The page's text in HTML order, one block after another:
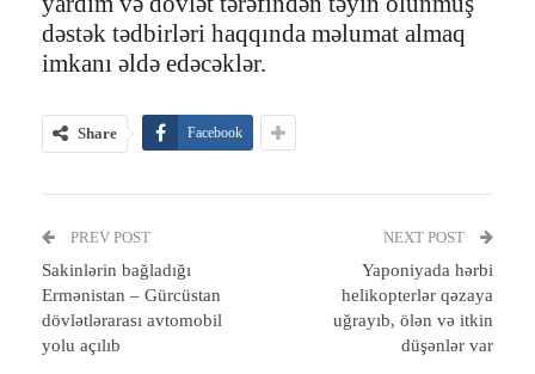
dəstək tədbirləri haqqında məlumat almaq
imkanı əldə edəcəklər.
Share Facebook
PREV POST
Sakinlərin bağladığı
Ermənistan – Gürcüstan
dövlətlərarası avtomobil
yolu açılıb
NEXT POST
Yaponiyada hərbi
helikopterlər qəzaya
uğrayıb, ölən və itkin
düşənlər var